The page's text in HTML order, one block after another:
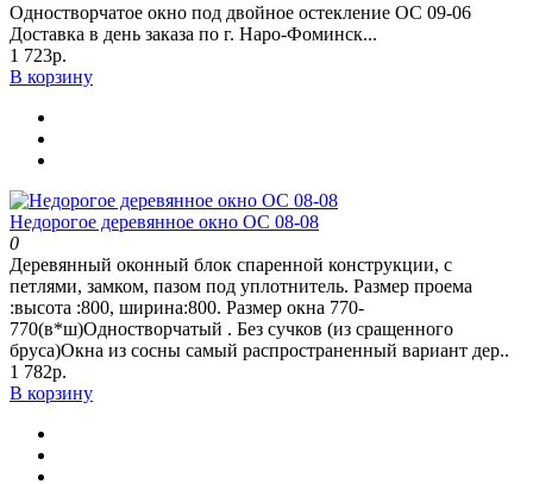
Одностворчатое окно под двойное остекление ОС 09-06
Доставка в день заказа по г. Наро-Фоминск...
1 723р.
В корзину
Недорогое деревянное окно ОС 08-08
0
Деревянный оконный блок спаренной конструкции, с
петлями, замком, пазом под уплотнитель. Размер проема
:высота :800, ширина:800. Размер окна 770-
770(в*ш)Одностворчатый . Без сучков (из сращенного
бруса)Окна из сосны самый распространенный вариант дер..
1 782р.
В корзину